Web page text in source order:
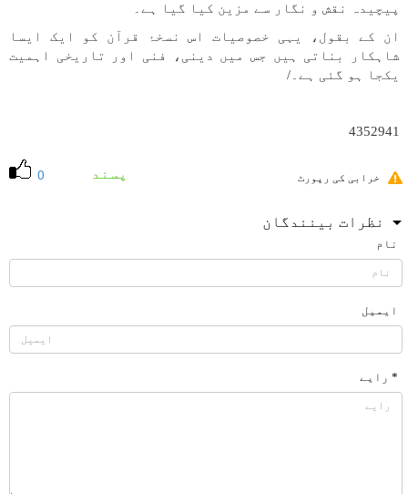
پیچیدہ نقش و نگار سے مزین کیا گیا ہے۔
ان کے بقول، یہی خصوصیات اس نسخۂ قرآن کو ایک ایسا
شاہکار بناتی ہیں جس میں دینی، فنی اور تاریخی اہمیت
یکجا ہو گئی ہے۔/
4352941
0 پسند خرابی کی رپورٹ
نظرات بینندگان
نام
ایمیل
* رایے